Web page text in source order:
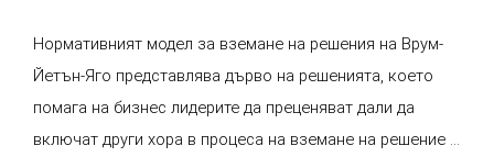
постигне мултиплициращ ефект и ще се осигуряват
устойчиви възможности за работа в международни
екипи за студенти, преподаватели и административен
персонал. Трябва също така да се отчита и участието
Нормативният модел за вземане на решения на Врум-
Йетън-Яго представлява дърво на решенията, което
помага на бизнес лидерите да преценяват дали да
включат други хора в процеса на вземане на решение и